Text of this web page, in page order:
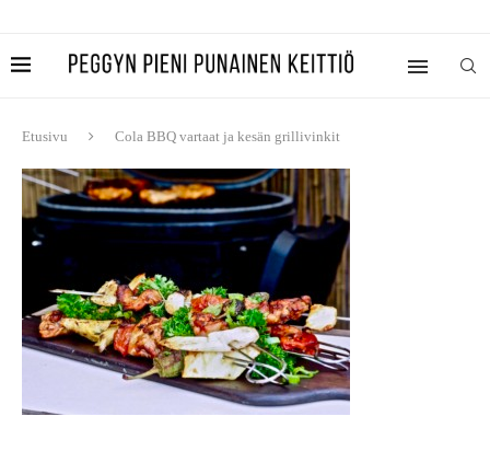
Etusivu Cola BBQ vartaat ja kesän grillivinkit